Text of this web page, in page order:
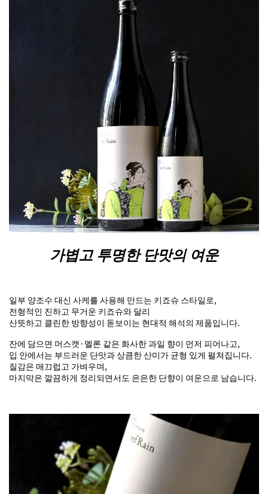
가볍고 투명한 단맛의 여운
일부 양조수 대신 사케를 사용해 만드는 키죠슈 스타일로,
전형적인 진하고 무거운 키죠슈와 달리
산뜻하고 클린한 방향성이 돋보이는 현대적 해석의 제품입니다.
잔에 담으면 머스캣·멜론 같은 화사한 과일 향이 먼저 피어나고,
입 안에서는 부드러운 단맛과 상큼한 산미가 균형 있게 펼쳐집니다.
질감은 매끄럽고 가벼우며,
마지막은 깔끔하게 정리되면서도 은은한 단향이 여운으로 남습니다.